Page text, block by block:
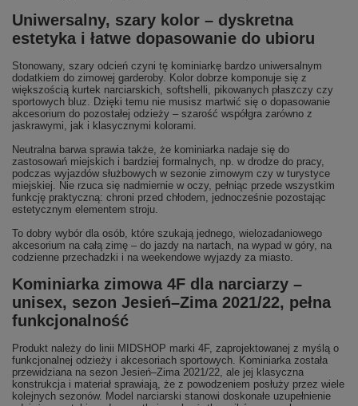
Uniwersalny, szary kolor – dyskretna
estetyka i łatwe dopasowanie do ubioru
Stonowany, szary odcień czyni tę kominiarkę bardzo uniwersalnym
dodatkiem do zimowej garderoby. Kolor dobrze komponuje się z
większością kurtek narciarskich, softshelli, pikowanych płaszczy czy
sportowych bluz. Dzięki temu nie musisz martwić się o dopasowanie
akcesorium do pozostałej odzieży – szarość współgra zarówno z
jaskrawymi, jak i klasycznymi kolorami.
Neutralna barwa sprawia także, że kominiarka nadaje się do
zastosowań miejskich i bardziej formalnych, np. w drodze do pracy,
podczas wyjazdów służbowych w sezonie zimowym czy w turystyce
miejskiej. Nie rzuca się nadmiernie w oczy, pełniąc przede wszystkim
funkcję praktyczną: chroni przed chłodem, jednocześnie pozostając
estetycznym elementem stroju.
To dobry wybór dla osób, które szukają jednego, wielozadaniowego
akcesorium na całą zimę – do jazdy na nartach, na wypad w góry, na
codzienne przechadzki i na weekendowe wyjazdy za miasto.
Kominiarka zimowa 4F dla narciarzy –
unisex, sezon Jesień–Zima 2021/22, pełna
funkcjonalność
Produkt należy do linii MIDSHOP marki 4F, zaprojektowanej z myślą o
funkcjonalnej odzieży i akcesoriach sportowych. Kominiarka została
przewidziana na sezon Jesień–Zima 2021/22, ale jej klasyczna
konstrukcja i materiał sprawiają, że z powodzeniem posłuży przez wiele
kolejnych sezonów. Model narciarski stanowi doskonałe uzupełnienie